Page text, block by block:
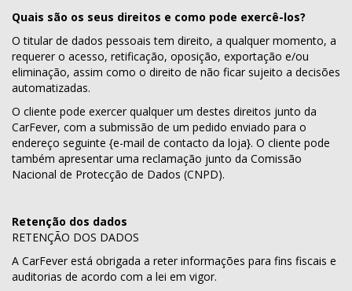
Quais são os seus direitos e como pode exercê-los?
O titular de dados pessoais tem direito, a qualquer momento, a
requerer o acesso, retificação, oposição, exportação e/ou
eliminação, assim como o direito de não ficar sujeito a decisões
automatizadas.
O cliente pode exercer qualquer um destes direitos junto da
CarFever, com a submissão de um pedido enviado para o
endereço seguinte {e-mail de contacto da loja}. O cliente pode
também apresentar uma reclamação junto da Comissão
Nacional de Protecção de Dados (CNPD).
Retenção dos dados
RETENÇÃO DOS DADOS
A CarFever está obrigada a reter informações para fins fiscais e
auditorias de acordo com a lei em vigor.